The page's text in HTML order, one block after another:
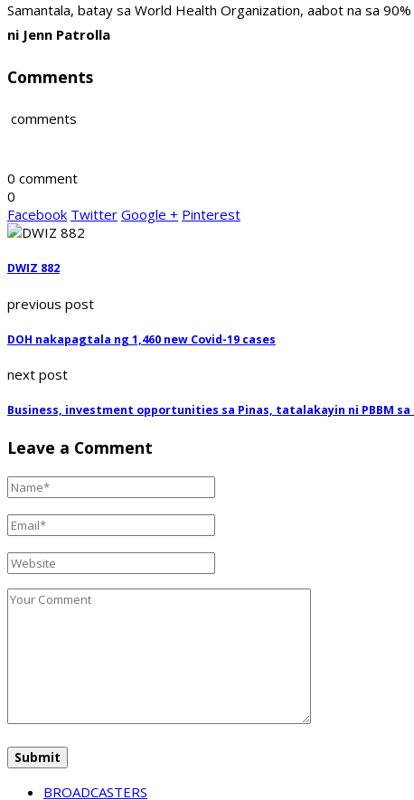
Samantala, batay sa World Health Organization, aabot na sa
ni Jenn Patrolla
Comments
comments
0 comment
0
Facebook Twitter Google + Pinterest
DWIZ 882
previous post
DOH nakapagtala ng 1,460 new Covid-19 cases
next post
Business, investment opportunities sa Pinas, tatalakayin ni PBBM
Leave a Comment
BROADCASTERS